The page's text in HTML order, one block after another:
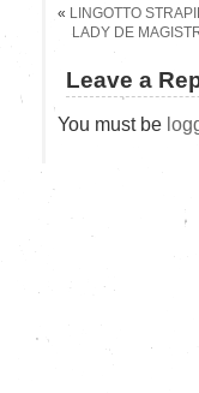
« LINGOTTO
LADY DE
Leave a
You must be